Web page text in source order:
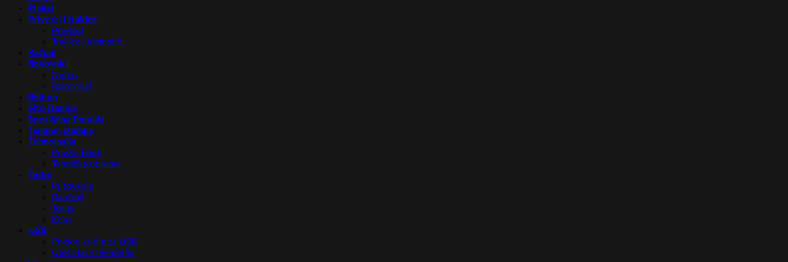
Plakat
Privesci i trakice
Privesci
Trakice i elementi
Računi
Rokovnici
Notesi
Rokovnici
Roll-up
Sito štampa
Specijalna Ponuda
Tampon štampa
Tehnologija
Power Bank
Tehnička oprema
Torbe
Putovanje
Rančevi
Torbe
Kese
USB
Poklon kutije za USB
USB Flash memorija